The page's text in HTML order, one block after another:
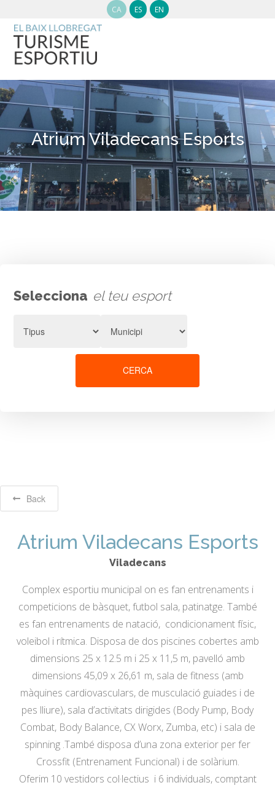
CA ES EN
Atrium Viladecans Esports
Selecciona el teu esport
CERCA
Back
Atrium Viladecans Esports
Viladecans
Complex esportiu municipal on es fan entrenaments i
competicions de bàsquet, futbol sala, patinatge. També
es fan entrenaments de natació, condicionament físic,
voleibol i rítmica. Disposa de dos piscines cobertes amb
dimensions 25 x 12.5 m i 25 x 11,5 m, pavelló amb
dimensions 45,09 x 26,61 m, sala de fitness (amb
màquines cardiovasculars, de musculació guiades i de
pes lliure), sala d’activitats dirigides (Body Pump, Body
Combat, Body Balance, CX Worx, Zumba, etc) i sala de
spinning .També disposa d’una zona exterior per fer
Crossfit (Entrenament Funcional) i de solàrium.
Oferim 10 vestidors col·lectius i 6 individuals, comptant